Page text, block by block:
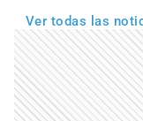
Ver todas las